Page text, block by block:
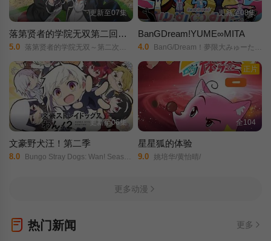
更新至07集
落第贤者的学院无双第二回转生，S等级作弊魔术师冒险记
5.0 落第贤者的学院无双～第二次转生的S级开外挂魔术师冒险录～/The Failed Sage's Academy Domination/
更新至08集
BanGDream!YUME∞MITA
4.0 BanG/Dream！夢限大みゅーたいぷ/バンドリ！/ゆめ∞みた/
更新至06集
文豪野犬汪！第二季
8.0 Bungo Stray Dogs: Wan! Season 2/
正片
全104
星星狐的体验
9.0 姚培华/黄怡晴/
更多动漫
热门新闻 更多